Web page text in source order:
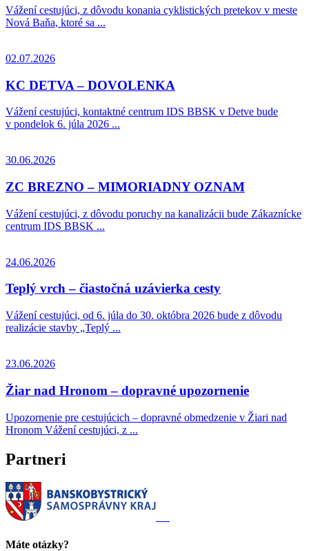
Vážení cestujúci, z dôvodu konania cyklistických pretekov v meste
Nová Baňa, ktoré sa ...
02.07.2026
KC DETVA – DOVOLENKA
Vážení cestujúci, kontaktné centrum IDS BBSK v Detve bude
v pondelok 6. júla 2026 ...
30.06.2026
ZC BREZNO – MIMORIADNY OZNAM
Vážení cestujúci, z dôvodu poruchy na kanalizácii bude Zákaznícke
centrum IDS BBSK ...
24.06.2026
Teplý vrch – čiastočná uzávierka cesty
Vážení cestujúci, od 6. júla do 30. októbra 2026 bude z dôvodu
realizácie stavby „Teplý ...
23.06.2026
Žiar nad Hronom – dopravné upozornenie
Upozornenie pre cestujúcich – dopravné obmedzenie v Žiari nad
Hronom Vážení cestujúci, z ...
Partneri
Máte otázky?